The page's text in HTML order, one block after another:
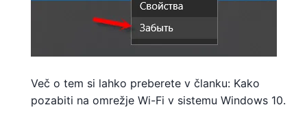
Več o tem si lahko preberete v članku: Kako
pozabiti na omrežje Wi-Fi v sistemu Windows 10.